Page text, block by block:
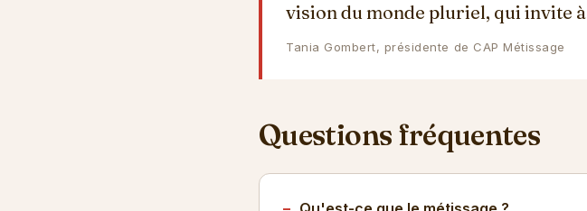
vision du monde pluriel, qui invite
Tania Gombert, présidente de CAP Métissage
Questions fréquentes